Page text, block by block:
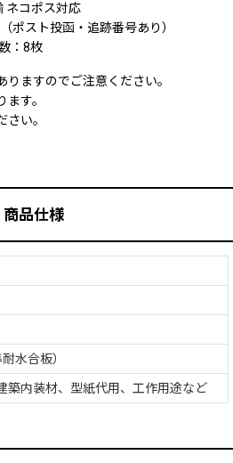
ネコポス対応
ポスト投函・追跡番号あり）
：8枚
ますのでご注意ください。
す。
い。
商品仕様
水合板）
築内装材、型紙代用、工作用途など